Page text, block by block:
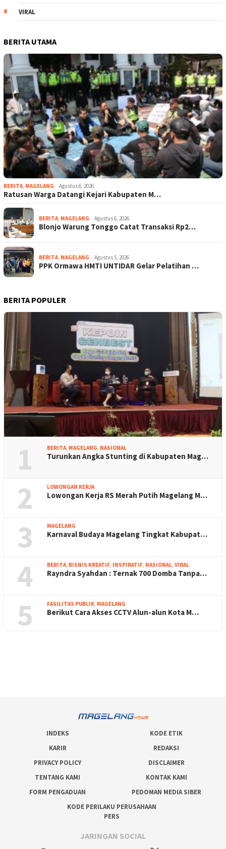
VIRAL
BERITA UTAMA
BERITA, MAGELANG Agustus 6, 2026
Ratusan Warga Datangi Kejari Kabupaten M…
BERITA, MAGELANG Agustus 6, 2026
Blonjo Warung Tonggo Catat Transaksi Rp2…
BERITA, MAGELANG Agustus 5, 2026
PPK Ormawa HMTI UNTIDAR Gelar Pelatihan …
BERITA POPULER
1 BERITA, MAGELANG, NASIONAL
Turunkan Angka Stunting di Kabupaten Mag…
2 LOWONGAN KERJA
Lowongan Kerja RS Merah Putih Magelang M…
3 MAGELANG
Karnaval Budaya Magelang Tingkat Kabupat…
4 BERITA, BISNIS KREATIF, INSPIRATIF, NASIONAL, VIRAL
Rayndra Syahdan : Ternak 700 Domba Tanpa…
5 FASILITAS PUBLIK, MAGELANG
Berikut Cara Akses CCTV Alun-alun Kota M…
INDEKS
KODE ETIK
KARIR
REDAKSI
PRIVACY POLICY
DISCLAIMER
TENTANG KAMI
KONTAK KAMI
FORM PENGADUAN
PEDOMAN MEDIA SIBER
KODE PERILAKU PERUSAHAAN
PERS
JARINGAN SOCIAL